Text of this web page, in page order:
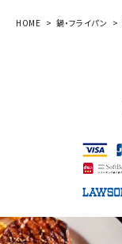
HOME 鍋・フライパン